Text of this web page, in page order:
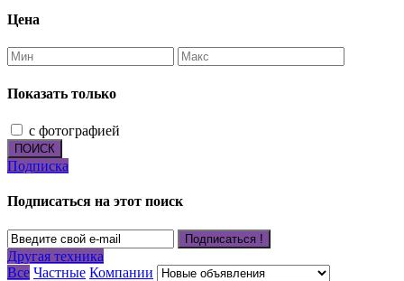
Цена
Показать только
с фотографией
ПОИСК
Подписка
Подписаться на этот поиск
Подписаться !
Другая техника
Все Частные Компании